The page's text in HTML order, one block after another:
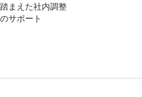
まえた社内調整
サポート